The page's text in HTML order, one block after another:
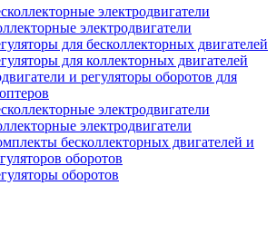
электродвигатели
электродвигатели
для бесколлекторных двигателей
для коллекторных двигателей
и регуляторы оборотов для
электродвигатели
электродвигатели
бесколлекторных двигателей и
оборотов
оборотов